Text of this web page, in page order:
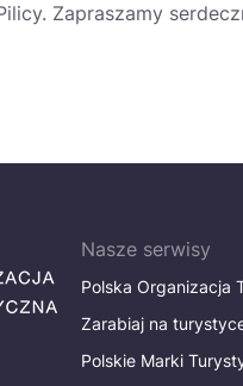
Zapraszamy
Nasze serwisy
Polska Organizacja
Zarabiaj na
Polskie Marki